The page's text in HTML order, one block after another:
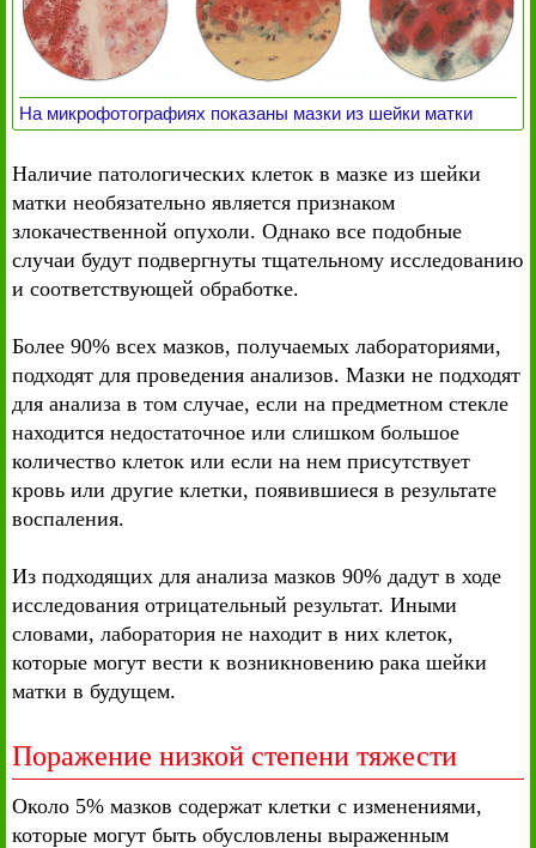
На микрофотографиях показаны мазки из шейки матки
Наличие патологических клеток в мазке из шейки
матки необязательно является признаком
злокачественной опухоли. Однако все подобные
случаи будут подвергнуты тщательному исследованию
и соответствующей обработке.
Более 90% всех мазков, получаемых лабораториями,
подходят для проведения анализов. Мазки не подходят
для анализа в том случае, если на предметном стекле
находится недостаточное или слишком большое
количество клеток или если на нем присутствует
кровь или другие клетки, появившиеся в результате
воспаления.
Из подходящих для анализа мазков 90% дадут в ходе
исследования отрицательный результат. Иными
словами, лаборатория не находит в них клеток,
которые могут вести к возникновению рака шейки
матки в будущем.
Поражение низкой степени тяжести
Около 5% мазков содержат клетки с изменениями,
которые могут быть обусловлены выраженным